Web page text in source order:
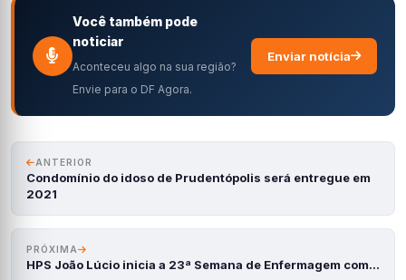
Você também pode
noticiar
Aconteceu algo na sua região?
Envie para o DF Agora.
Enviar notícia
ANTERIOR
Condomínio do idoso de Prudentópolis será entregue em
2021
PRÓXIMA
HPS João Lúcio inicia a 23ª Semana de Enfermagem com…